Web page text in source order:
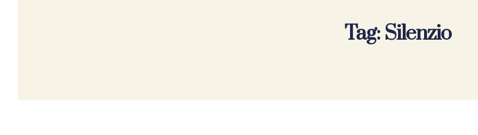
Tag: Silenzio